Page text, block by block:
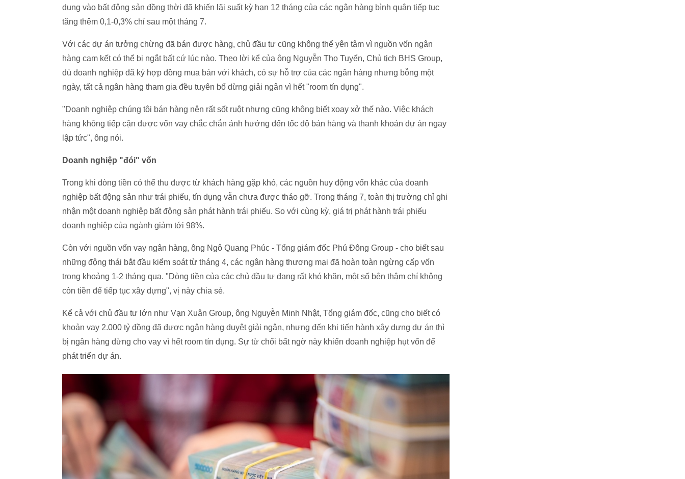
dụng vào bất động sản đồng thời đã khiến lãi suất kỳ hạn 12 tháng của các ngân hàng bình quân tiếp tục
tăng thêm 0,1-0,3% chỉ sau một tháng 7.
Với các dự án tưởng chừng đã bán được hàng, chủ đầu tư cũng không thể yên tâm vì nguồn vốn ngân
hàng cam kết có thể bị ngắt bất cứ lúc nào. Theo lời kể của ông Nguyễn Thọ Tuyển, Chủ tịch BHS Group,
dù doanh nghiệp đã ký hợp đồng mua bán với khách, có sự hỗ trợ của các ngân hàng nhưng bỗng một
ngày, tất cả ngân hàng tham gia đều tuyên bố dừng giải ngân vì hết "room tín dụng".
"Doanh nghiệp chúng tôi bán hàng nên rất sốt ruột nhưng cũng không biết xoay xở thế nào. Việc khách
hàng không tiếp cận được vốn vay chắc chắn ảnh hưởng đến tốc độ bán hàng và thanh khoản dự án ngay
lập tức", ông nói.
Doanh nghiệp "đói" vốn
Trong khi dòng tiền có thể thu được từ khách hàng gặp khó, các nguồn huy động vốn khác của doanh
nghiệp bất động sản như trái phiếu, tín dụng vẫn chưa được tháo gỡ. Trong tháng 7, toàn thị trường chỉ ghi
nhận một doanh nghiệp bất động sản phát hành trái phiếu. So với cùng kỳ, giá trị phát hành trái phiếu
doanh nghiệp của ngành giảm tới 98%.
Còn với nguồn vốn vay ngân hàng, ông Ngô Quang Phúc - Tổng giám đốc Phú Đông Group - cho biết sau
những động thái bắt đầu kiểm soát từ tháng 4, các ngân hàng thương mại đã hoàn toàn ngừng cấp vốn
trong khoảng 1-2 tháng qua. "Dòng tiền của các chủ đầu tư đang rất khó khăn, một số bên thậm chí không
còn tiền để tiếp tục xây dựng", vị này chia sẻ.
Kể cả với chủ đầu tư lớn như Vạn Xuân Group, ông Nguyễn Minh Nhật, Tổng giám đốc, cũng cho biết có
khoản vay 2.000 tỷ đồng đã được ngân hàng duyệt giải ngân, nhưng đến khi tiến hành xây dựng dự án thì
bị ngân hàng dừng cho vay vì hết room tín dụng. Sự từ chối bất ngờ này khiến doanh nghiệp hụt vốn để
phát triển dự án.